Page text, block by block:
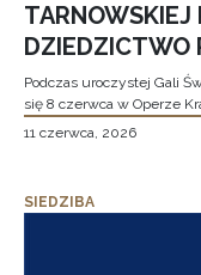
TARNOWSKIEJ
DZIEDZICTWO
Podczas uroczystej Gali
się 8 czerwca w Operze
11 czerwca, 2026
SIEDZIBA